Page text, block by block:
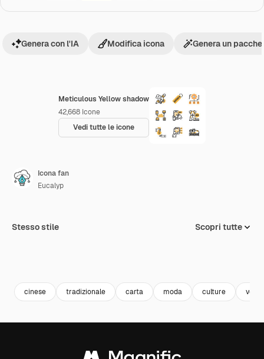
Meticulous Yellow shadow
42,668 Icone
Vedi tutte le icone
Genera con l'IA Modifica icona Genera un
Icona fan
Eucalyp
Stesso stile Scopri tutte
cinese tradizionale carta moda culture